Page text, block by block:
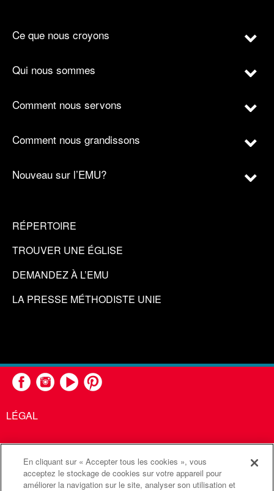
Ce que nous croyons
Qui nous sommes
Comment nous servons
Comment nous grandissons
Nouveau sur l’EMU?
RÉPERTOIRE
TROUVER UNE ÉGLISE
DEMANDEZ À L’EMU
LA PRESSE MÉTHODISTE UNIE
LÉGAL
United Methodist Communications est une agence de l'Église
Méthodiste Unie
En cliquant sur « Accepter tous les cookies », vous
acceptez le stockage de cookies sur votre appareil pour
améliorer la navigation sur le site, analyser son utilisation et